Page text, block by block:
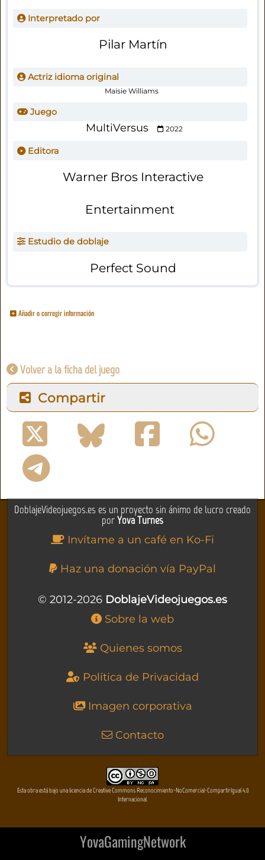
Interpretado por
Pilar Martín
Actriz idioma original
Maisie Williams
Juego
MultiVersus 2022
Editora
Warner Bros Interactive
Entertainment
Estudio de doblaje
Perfect Sound
Añadir o corregir información
Volver a la ficha del juego
Compartir
DoblajeVideojuegos.es es un proyecto sin ánimo de lucro creado
porYova Turnes
Invítame a un café en Ko-Fi
Haz una donación vía PayPal
© 2012-2026 DoblajeVideojuegos.es
Sobre la web
Quienes somos
Política de Privacidad
Imagen corporativa
Contacto
Esta obra está bajo una licencia de Creative Commons Reconocimiento-NoComercial-CompartirIgual 4.0
Internacional
YovaGamingNetwork